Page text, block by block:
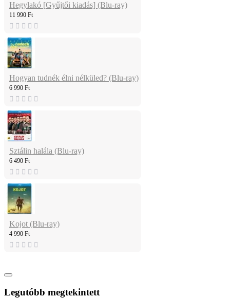
Hegylakó [Gyűjtői kiadás] (Blu-ray)
11 990 Ft
Hogyan tudnék élni nélküled? (Blu-ray)
6 990 Ft
Sztálin halála (Blu-ray)
6 490 Ft
Kojot (Blu-ray)
4 990 Ft
Legutóbb megtekintett